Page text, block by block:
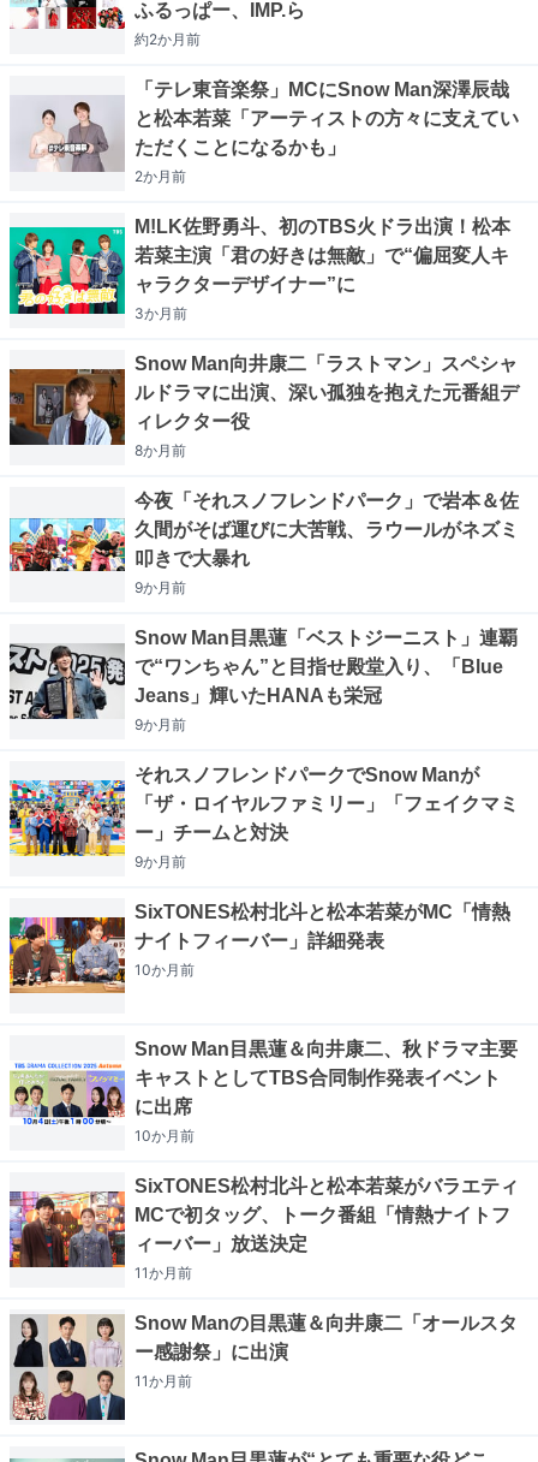
ふるっぱー、IMP.ら
約2か月前
「テレ東音楽祭」MCにSnow Man深澤辰哉
と松本若菜「アーティストの方々に支えてい
ただくことになるかも」
2か月前
M!LK佐野勇斗、初のTBS火ドラ出演！松本
若菜主演「君の好きは無敵」で“偏屈変人キ
ャラクターデザイナー”に
3か月前
Snow Man向井康二「ラストマン」スペシャ
ルドラマに出演、深い孤独を抱えた元番組デ
ィレクター役
8か月前
今夜「それスノフレンドパーク」で岩本＆佐
久間がそば運びに大苦戦、ラウールがネズミ
叩きで大暴れ
9か月前
Snow Man目黒蓮「ベストジーニスト」連覇
で“ワンちゃん”と目指せ殿堂入り、「Blue
Jeans」輝いたHANAも栄冠
9か月前
それスノフレンドパークでSnow Manが
「ザ・ロイヤルファミリー」「フェイクマミ
ー」チームと対決
9か月前
SixTONES松村北斗と松本若菜がMC「情熱
ナイトフィーバー」詳細発表
10か月前
Snow Man目黒蓮＆向井康二、秋ドラマ主要
キャストとしてTBS合同制作発表イベント
に出席
10か月前
SixTONES松村北斗と松本若菜がバラエティ
MCで初タッグ、トーク番組「情熱ナイトフ
ィーバー」放送決定
11か月前
Snow Manの目黒蓮＆向井康二「オールスタ
ー感謝祭」に出演
11か月前